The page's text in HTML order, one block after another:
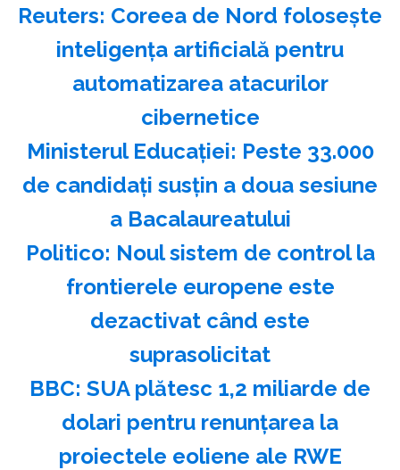
Reuters: Coreea de Nord foloseşte
inteligenţa artificială pentru
automatizarea atacurilor
cibernetice
Ministerul Educaţiei: Peste 33.000
de candidaţi susţin a doua sesiune
a Bacalaureatului
Politico: Noul sistem de control la
frontierele europene este
dezactivat când este
suprasolicitat
BBC: SUA plătesc 1,2 miliarde de
dolari pentru renunţarea la
proiectele eoliene ale RWE